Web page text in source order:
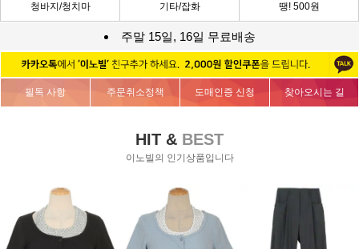
청바지/청치마 기타/잡화 땡! 500원
주말 15일, 16일 무료배송
필독 사항 주문취소정책 도매인증 신청 찾아오시는 길
HIT & BEST
이노빌의 인기상품입니다